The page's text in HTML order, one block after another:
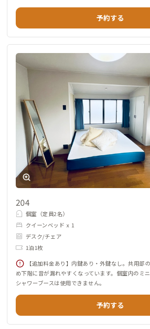
予約する
204
個室（定員2名）
クイーンベッド x 1
デスク/チェア
1泊1枚
【追加料金あり】内鍵あり・外鍵なし。共用部
め下階に音が漏れやすくなっています。個室内のミ
シャワーブースは使用できません。
予約する